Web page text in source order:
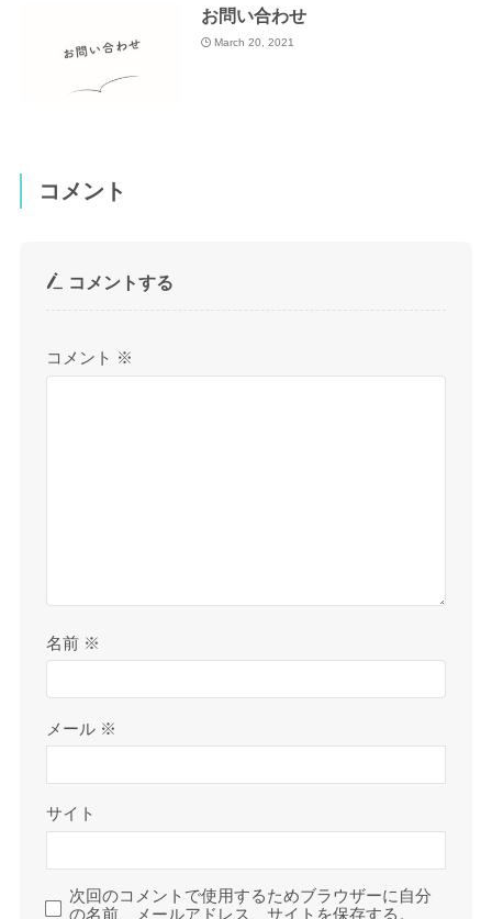
お問い合わせ
March 20, 2021
コメント
コメントする
コメント ※
名前 ※
メール ※
サイト
次回のコメントで使用するためブラウザーに自分
の名前、メールアドレス、サイトを保存する。